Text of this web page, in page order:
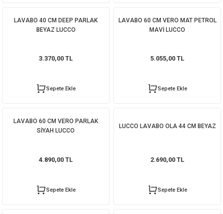
LAVABO 40 CM DEEP PARLAK
BEYAZ LUCCO
3.370,00 TL
Sepete Ekle
LAVABO 60 CM VERO MAT PETROL
MAVİ LUCCO
5.055,00 TL
Sepete Ekle
LAVABO 60 CM VERO PARLAK
SİYAH LUCCO
4.890,00 TL
Sepete Ekle
LUCCO LAVABO OLA 44 CM BEYAZ
2.690,00 TL
Sepete Ekle